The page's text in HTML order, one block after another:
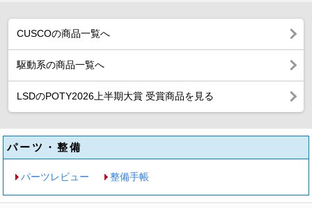
CUSCOの商品一覧へ
駆動系の商品一覧へ
LSDのPOTY2026上半期大賞 受賞商品を見る
パーツ・整備
パーツレビュー 整備手帳